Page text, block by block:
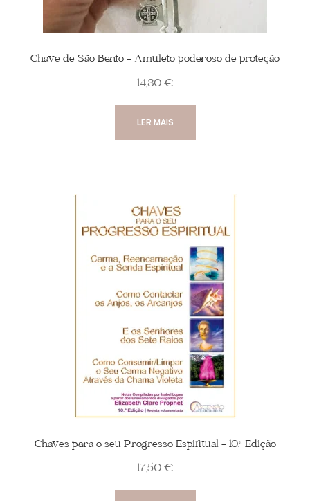
Chave de São Bento – Amuleto poderoso de proteção
14,80 €
LER MAIS
Chaves para o seu Progresso Espiritual – 10.ª Edição
17,50 €